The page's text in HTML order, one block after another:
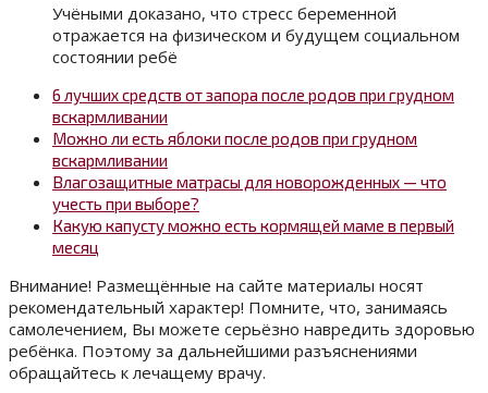
Учёными доказано, что стресс беременной
отражается на физическом и будущем социальном
состоянии ребё
6 лучших средств от запора после родов при грудном
вскармливании
Можно ли есть яблоки после родов при грудном
вскармливании
Влагозащитные матрасы для новорожденных — что
учесть при выборе?
Какую капусту можно есть кормящей маме в первый
месяц
Внимание! Размещённые на сайте материалы носят
рекомендательный характер! Помните, что, занимаясь
самолечением, Вы можете серьёзно навредить здоровью
ребёнка. Поэтому за дальнейшими разъяснениями
обращайтесь к лечащему врачу.